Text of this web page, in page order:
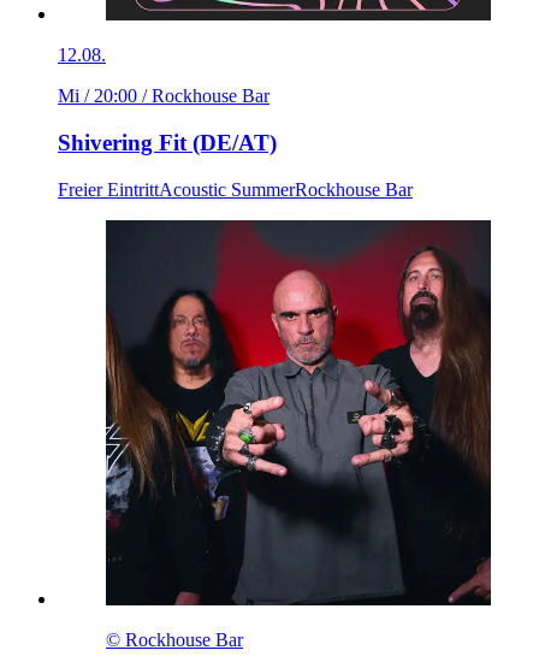
12.08.
Mi / 20:00 / Rockhouse Bar
Shivering Fit (DE/AT)
Freier EintrittAcoustic SummerRockhouse Bar
© Rockhouse Bar